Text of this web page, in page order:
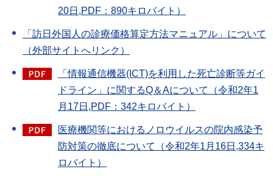
20日,PDF：890キロバイト）
「訪日外国人の診療価格算定方法マニュアル」について
（外部サイトへリンク）
「情報通信機器(ICT)を利用した死亡診断等ガイ
ドライン」に関するQ＆Aについて（令和2年1
月17日,PDF：342キロバイト）
医療機関等におけるノロウイルスの院内感染予
防対策の徹底について（令和2年1月16日,334キ
ロバイト）